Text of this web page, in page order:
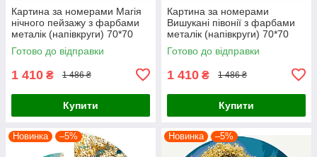
Картина за номерами Магія
нічного пейзажу з фарбами
металік (напівкруги) 70*70
Origami (OSR1006)
Готово до відправки
1 410 ₴ 1 486 ₴
Купити
Картина за номерами
Вишукані півонії з фарбами
металік (напівкруги) 70*70
Origami (OSR1008)
Готово до відправки
1 410 ₴ 1 486 ₴
Купити
Новинка –5% Новинка –5%